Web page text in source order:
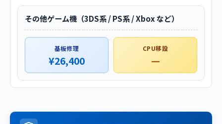
その他ゲーム機（3DS系 / PS系 / Xbox など）
基板修理
¥26,400
CPU移設
—